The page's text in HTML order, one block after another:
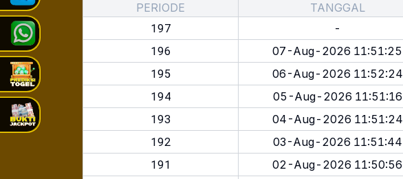
PERIODE TANGGAL
197 -
196
07-Aug-2026 11:51:25
195
06-Aug-2026 11:52:24
194
05-Aug-2026 11:51:16
193
04-Aug-2026 11:51:24
192
03-Aug-2026 11:51:44
191
02-Aug-2026 11:50:56